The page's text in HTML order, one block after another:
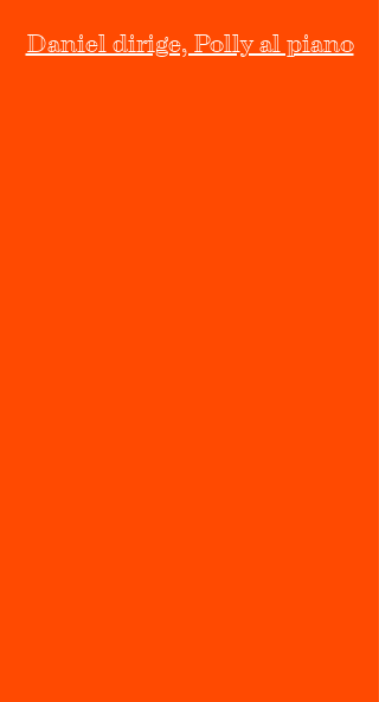
Daniel dirige, Polly al piano